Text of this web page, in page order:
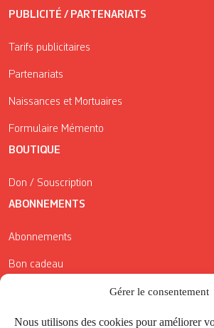
Gérer le consentement
Nous utilisons des cookies pour améliorer
PUBLICITÉ / PARTENARIATS
Tarifs publicitaires
Partenariats
Naissances et Mortuaires
Formulaire Mémento
BOUTIQUE
Don / Souscription
ABONNEMENTS
Abonnements
Bon cadeau
Conditions générales de vente
Réductions de la Carte Côté Courrier